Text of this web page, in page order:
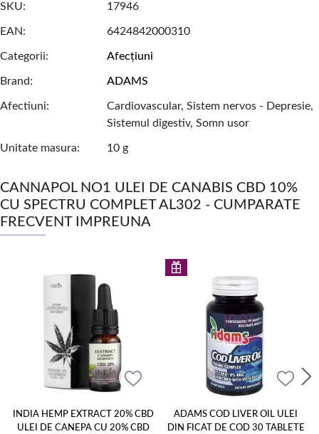
SKU 17946
EAN 6424842000310
Categorii Afecțiuni
Brand ADAMS
Afectiuni
Cardiovascular, Sistem nervos - Depresie,
Sistemul digestiv, Somn usor
Unitate masura 10 g
CANNAPOL NO1 ULEI DE CANABIS CBD 10%
CU SPECTRU COMPLET AL302 - CUMPARATE
FRECVENT IMPREUNA
INDIA HEMP EXTRACT 20% CBD
ULEI DE CANEPA CU 20% CBD
ADAMS COD LIVER OIL ULEI
DIN FICAT DE COD 30 TABLETE